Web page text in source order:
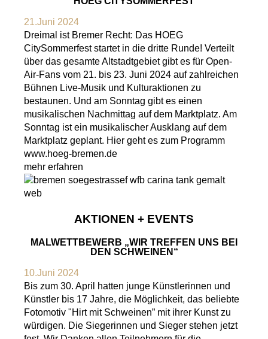
21.Juni 2024
Dreimal ist Bremer Recht: Das HOEG
CitySommerfest startet in die dritte Runde! Verteilt
über das gesamte Altstadtgebiet gibt es für Open-
Air-Fans vom 21. bis 23. Juni 2024 auf zahlreichen
Bühnen Live-Musik und Kulturaktionen zu
bestaunen. Und am Sonntag gibt es einen
musikalischen Nachmittag auf dem Marktplatz. Am
Sonntag ist ein musikalischer Ausklang auf dem
Marktplatz geplant. Hier geht es zum Programm
www.hoeg-bremen.de
mehr erfahren
AKTIONEN + EVENTS
MALWETTBEWERB „WIR TREFFEN UNS BEI
DEN SCHWEINEN“
10.Juni 2024
Bis zum 30. April hatten junge Künstlerinnen und
Künstler bis 17 Jahre, die Möglichkeit, das beliebte
Fotomotiv "Hirt mit Schweinen” mit ihrer Kunst zu
würdigen. Die Siegerinnen und Sieger stehen jetzt